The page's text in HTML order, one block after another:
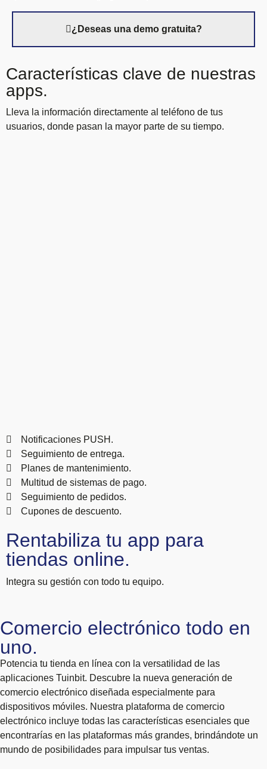
¿Deseas una demo gratuita?
Características clave de nuestras
apps.
Lleva la información directamente al teléfono de tus
usuarios, donde pasan la mayor parte de su tiempo.
Notificaciones PUSH.
Seguimiento de entrega.
Planes de mantenimiento.
Multitud de sistemas de pago.
Seguimiento de pedidos.
Cupones de descuento.
Rentabiliza tu app para
tiendas online.
Integra su gestión con todo tu equipo.
Comercio electrónico todo en
uno.
Potencia tu tienda en línea con la versatilidad de las
aplicaciones Tuinbit. Descubre la nueva generación de
comercio electrónico diseñada especialmente para
dispositivos móviles. Nuestra plataforma de comercio
electrónico incluye todas las características esenciales que
encontrarías en las plataformas más grandes, brindándote un
mundo de posibilidades para impulsar tus ventas.